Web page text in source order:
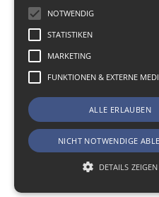
SBS
Hohe Straße 55
01187Dresden
Telefax:+49 (0) 351 -
E-Mail:
ESt-Helfer
Start
Impressum
Datenschutz
NOTWENDIG
STATISTIKEN
MARKETING
FUNKTIONEN & EXTERNE
ALLE ERLAUBEN
NICHT NOTWENDIGE
DETAILS ZEIGEN